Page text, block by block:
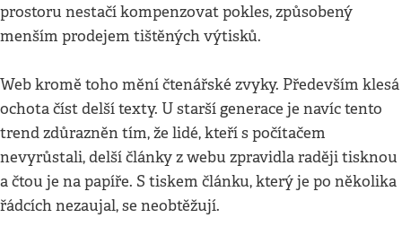
prostoru nestačí kompenzovat pokles, způsobený
menším prodejem tištěných výtisků.
Web kromě toho mění čtenářské zvyky. Především klesá
ochota číst delší texty. U starší generace je navíc tento
trend zdůrazněn tím, že lidé, kteří s počítačem
nevyrůstali, delší články z webu zpravidla raději tisknou
a čtou je na papíře. S tiskem článku, který je po několika
řádcích nezaujal, se neobtěžují.